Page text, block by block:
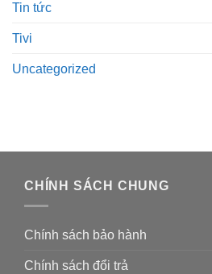
Tin tức
Tivi
Uncategorized
CHÍNH SÁCH CHUNG
Chính sách bảo hành
Chính sách đổi trả